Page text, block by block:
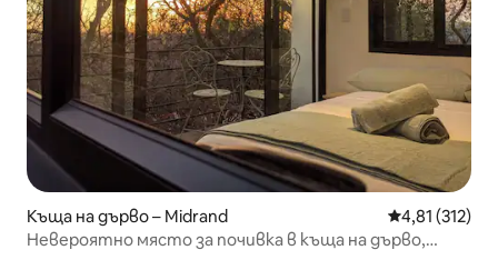
Къща на дърво – Midrand Средна
4,81 (312)
Невероятно място за почивка в къща на дърво,